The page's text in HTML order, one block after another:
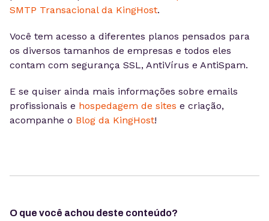
SMTP Transacional da KingHost.
Você tem acesso a diferentes planos pensados para
os diversos tamanhos de empresas e todos eles
contam com segurança SSL, AntiVírus e AntiSpam.
E se quiser ainda mais informações sobre emails
profissionais e hospedagem de sites e criação,
acompanhe o Blog da KingHost!
O que você achou deste conteúdo?